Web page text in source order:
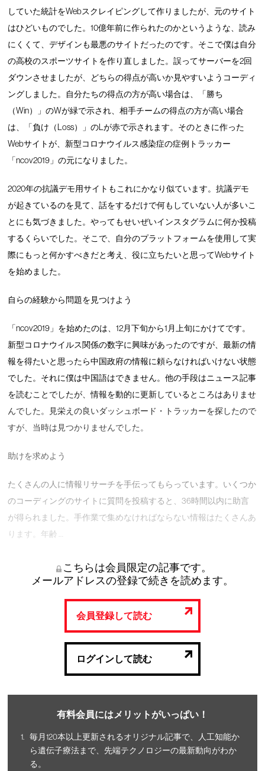
していた統計をWebスクレイピングして作りましたが、元のサイト
はひどいものでした。10億年前に作られたのかというような、読み
にくくて、デザインも最悪のサイトだったのです。そこで僕は自分
の高校のスポーツサイトを作り直しました。誤ってサーバーを2回
ダウンさせましたが、どちらの得点が高いか見やすいようコーディ
ングしました。自分たちの得点の方が高い場合は、「勝ち
（Win）」のWが緑で示され、相手チームの得点の方が高い場合
は、「負け（Loss）」のLが赤で示されます。そのときに作った
Webサイトが、新型コロナウイルス感染症の症例トラッカー
「ncov2019」の元になりました。
2020年の抗議デモ用サイトもこれにかなり似ています。抗議デモ
が起きているのを見て、話をするだけで何もしていない人が多いこ
とにも気づきました。やってもせいぜいインスタグラムに何か投稿
するくらいでした。そこで、自分のプラットフォームを使用して実
際にもっと何かすべきだと考え、役に立ちたいと思ってWebサイト
を始めました。
自らの経験から問題を見つけよう
「ncov2019」を始めたのは、12月下旬から1月上旬にかけてです。
新型コロナウイルス関係の数字に興味があったのですが、最新の情
報を得たいと思ったら中国政府の情報に頼らなければいけない状態
でした。それに僕は中国語はできません。他の手段はニュース記事
を読むことでしたが、情報を動的に更新しているところはありませ
んでした。見栄えの良いダッシュボード・トラッカーを探したので
すが、当時は見つかりませんでした。
助けを求めよう
たくさんの人に情報リサーチを手伝ってもらっています。いくつか
のコーディングのサイトに質問を投稿すると、36時間以内に助言
が得られました。手作業で集めなければならない情報はたくさんあ
ります。年齢 …
こちらは会員限定の記事です。
メールアドレスの登録で続きを読めます。
会員登録して読む
ログインして読む
有料会員にはメリットがいっぱい！
毎月120本以上更新されるオリジナル記事で、人工知能か
ら遺伝子療法まで、先端テクノロジーの最新動向がわか
る。